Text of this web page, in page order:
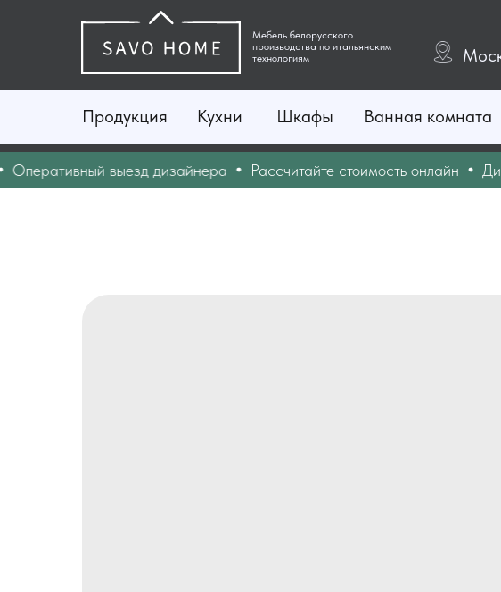
Мебель белорусского
производства по итальянским
технологиям
Ванная комната
Продукция Шкафы
Кухни
выезд дизайнера Рассчитайте стоимость онлайн